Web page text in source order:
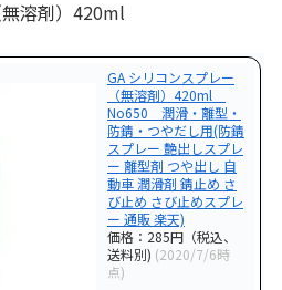
溶剤）420ml
GA シリコンスプレー
（無溶剤）420ml
No650 潤滑・離型・
防錆・つやだし用(防錆
スプレー 艶出しスプレ
ー 離型剤 つや出し 自
動車 潤滑剤 錆止め さ
び止め さび止めスプレ
ー 通販 楽天)
価格：285円（税込、
送料別) (2020/7/6時
点)